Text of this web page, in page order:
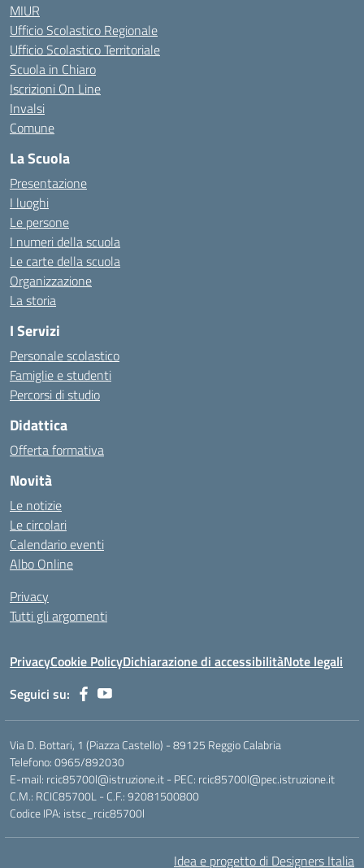
MIUR
Ufficio Scolastico Regionale
Ufficio Scolastico Territoriale
Scuola in Chiaro
Iscrizioni On Line
Invalsi
Comune
La Scuola
Presentazione
I luoghi
Le persone
I numeri della scuola
Le carte della scuola
Organizzazione
La storia
I Servizi
Personale scolastico
Famiglie e studenti
Percorsi di studio
Didattica
Offerta formativa
Novità
Le notizie
Le circolari
Calendario eventi
Albo Online
Privacy
Tutti gli argomenti
PrivacyCookie PolicyDichiarazione di accessibilitàNote legali
Seguici su:
Via D. Bottari, 1 (Piazza Castello) - 89125 Reggio Calabria
Telefono: 0965/892030
E-mail: rcic85700l@istruzione.it - PEC: rcic85700l@pec.istruzione.it
C.M.: RCIC85700L - C.F.: 92081500800
Codice IPA: istsc_rcic85700l
Idea e progetto di Designers Italia